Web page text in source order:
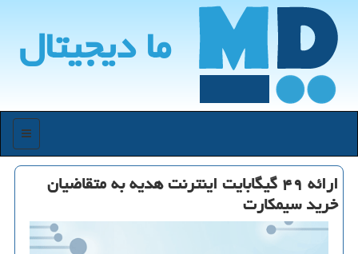
ما دیجیتال
منو
ارائه ۴۹ گیگابایت اینترنت هدیه به متقاضیان
خرید سیمكارت